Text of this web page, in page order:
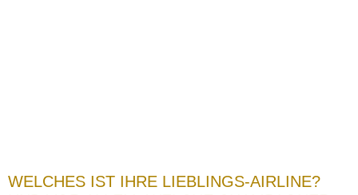
WELCHES IST IHRE LIEBLINGS-AIRLINE?